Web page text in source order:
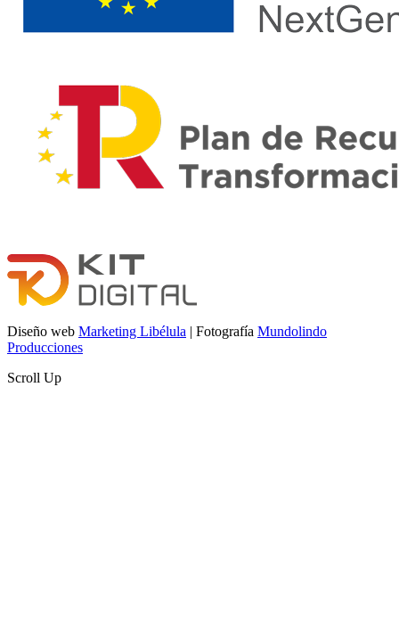
Diseño web Marketing Libélula | Fotografía Mundolindo
Producciones
Scroll Up